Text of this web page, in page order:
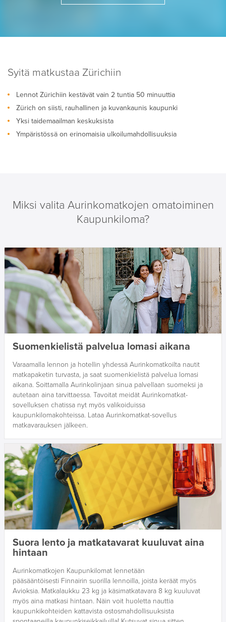
Syitä matkustaa Zürichiin
Lennot Zürichiin kestävät vain 2 tuntia 50 minuuttia
Zürich on siisti, rauhallinen ja kuvankaunis kaupunki
Yksi taidemaailman keskuksista
Ympäristössä on erinomaisia ulkoilumahdollisuuksia
Miksi valita Aurinkomatkojen omatoiminen
Kaupunkiloma?
Suomenkielistä palvelua lomasi aikana
Varaamalla lennon ja hotellin yhdessä Aurinkomatkoilta nautit
matkapaketin turvasta, ja saat suomenkielistä palvelua lomasi
aikana. Soittamalla Aurinkolinjaan sinua palvellaan suomeksi ja
autetaan aina tarvittaessa. Tavoitat meidät Aurinkomatkat-
sovelluksen chatissa nyt myös valikoiduissa
kaupunkilomakohteissa. Lataa Aurinkomatkat-sovellus
matkavarauksen jälkeen.
Suora lento ja matkatavarat kuuluvat aina
hintaan
Aurinkomatkojen Kaupunkilomat lennetään
pääsääntöisesti Finnairin suorilla lennoilla, joista keräät myös
Avioksia. Matkalaukku 23 kg ja käsimatkatavara 8 kg kuuluvat
myös aina matkasi hintaan. Näin voit huoletta nauttia
kaupunkikohteiden kattavista ostosmahdollisuuksista